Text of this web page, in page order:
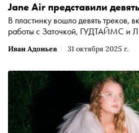
Иван Адоньев 31 октября 2025 г.
Jane Air представили
В пластинку вошло девять треков,
работы с Заточкой, ГУДТАЙМС и